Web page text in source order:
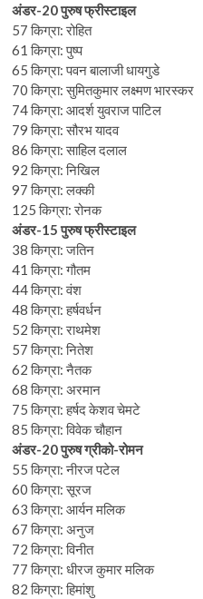
अंडर-20 पुरुष फ्रीस्टाइल
57 किग्रा: रोहित
61 किग्रा: पुष्प
65 किग्रा: पवन बालाजी धायगुडे
70 किग्रा: सुमितकुमार लक्ष्मण भारस्कर
74 किग्रा: आदर्श युवराज पाटिल
79 किग्रा: सौरभ यादव
86 किग्रा: साहिल दलाल
92 किग्रा: निखिल
97 किग्रा: लक्की
125 किग्रा: रोनक
अंडर-15 पुरुष फ्रीस्टाइल
38 किग्रा: जतिन
41 किग्रा: गौतम
44 किग्रा: वंश
48 किग्रा: हर्षवर्धन
52 किग्रा: राथमेश
57 किग्रा: नितेश
62 किग्रा: नैतक
68 किग्रा: अरमान
75 किग्रा: हर्षद केशव चेमटे
85 किग्रा: विवेक चौहान
अंडर-20 पुरुष ग्रीको-रोमन
55 किग्रा: नीरज पटेल
60 किग्रा: सूरज
63 किग्रा: आर्यन मलिक
67 किग्रा: अनुज
72 किग्रा: विनीत
77 किग्रा: धीरज कुमार मलिक
82 किग्रा: हिमांशु